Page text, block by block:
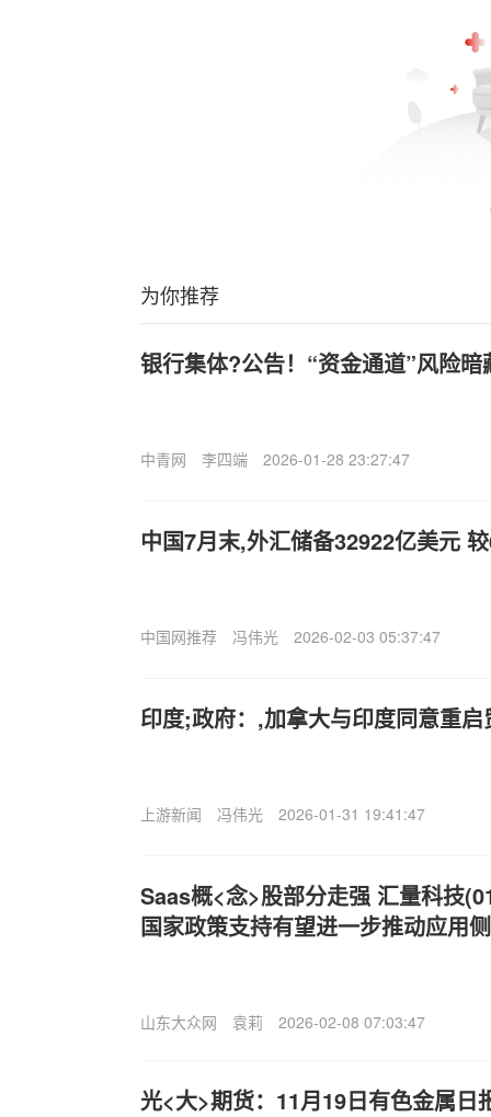
为你推荐
银行集体?公告！“资金通道”风险暗
中青网 李四端 2026-01-28 23:27:47
中国7月末,外汇储备32922亿美元
中国网推荐 冯伟光 2026-02-03 05:37:47
印度;政府：,加拿大与印度同意重启
上游新闻 冯伟光 2026-01-31 19:41:47
Saas概<念>股部分走强 汇量科技
国家政策支持有望进一步推动应用
山东大众网 袁莉 2026-02-08 07:03:47
光<大>期货：11月19日有色金属日